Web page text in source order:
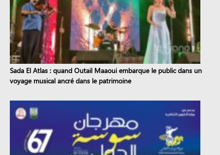
Sada El Atlas : quand Outail Maaoui embarque le public dans un
voyage musical ancré dans le patrimoine